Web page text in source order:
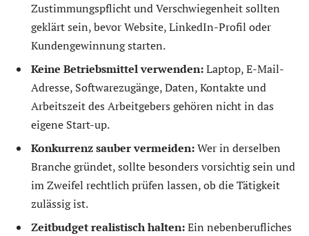
Zustimmungspflicht und Verschwiegenheit sollten
geklärt sein, bevor Website, LinkedIn-Profil oder
Kundengewinnung starten.
Keine Betriebsmittel verwenden:Laptop, E-Mail-
Adresse, Softwarezugänge, Daten, Kontakte und
Arbeitszeit des Arbeitgebers gehören nicht in das
eigene Start-up.
Konkurrenz sauber vermeiden:Wer in derselben
Branche gründet, sollte besonders vorsichtig sein und
im Zweifel rechtlich prüfen lassen, ob die Tätigkeit
zulässig ist.
Zeitbudget realistisch halten:Ein nebenberufliches